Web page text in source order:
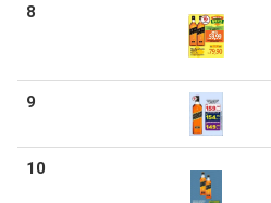
8
9
10